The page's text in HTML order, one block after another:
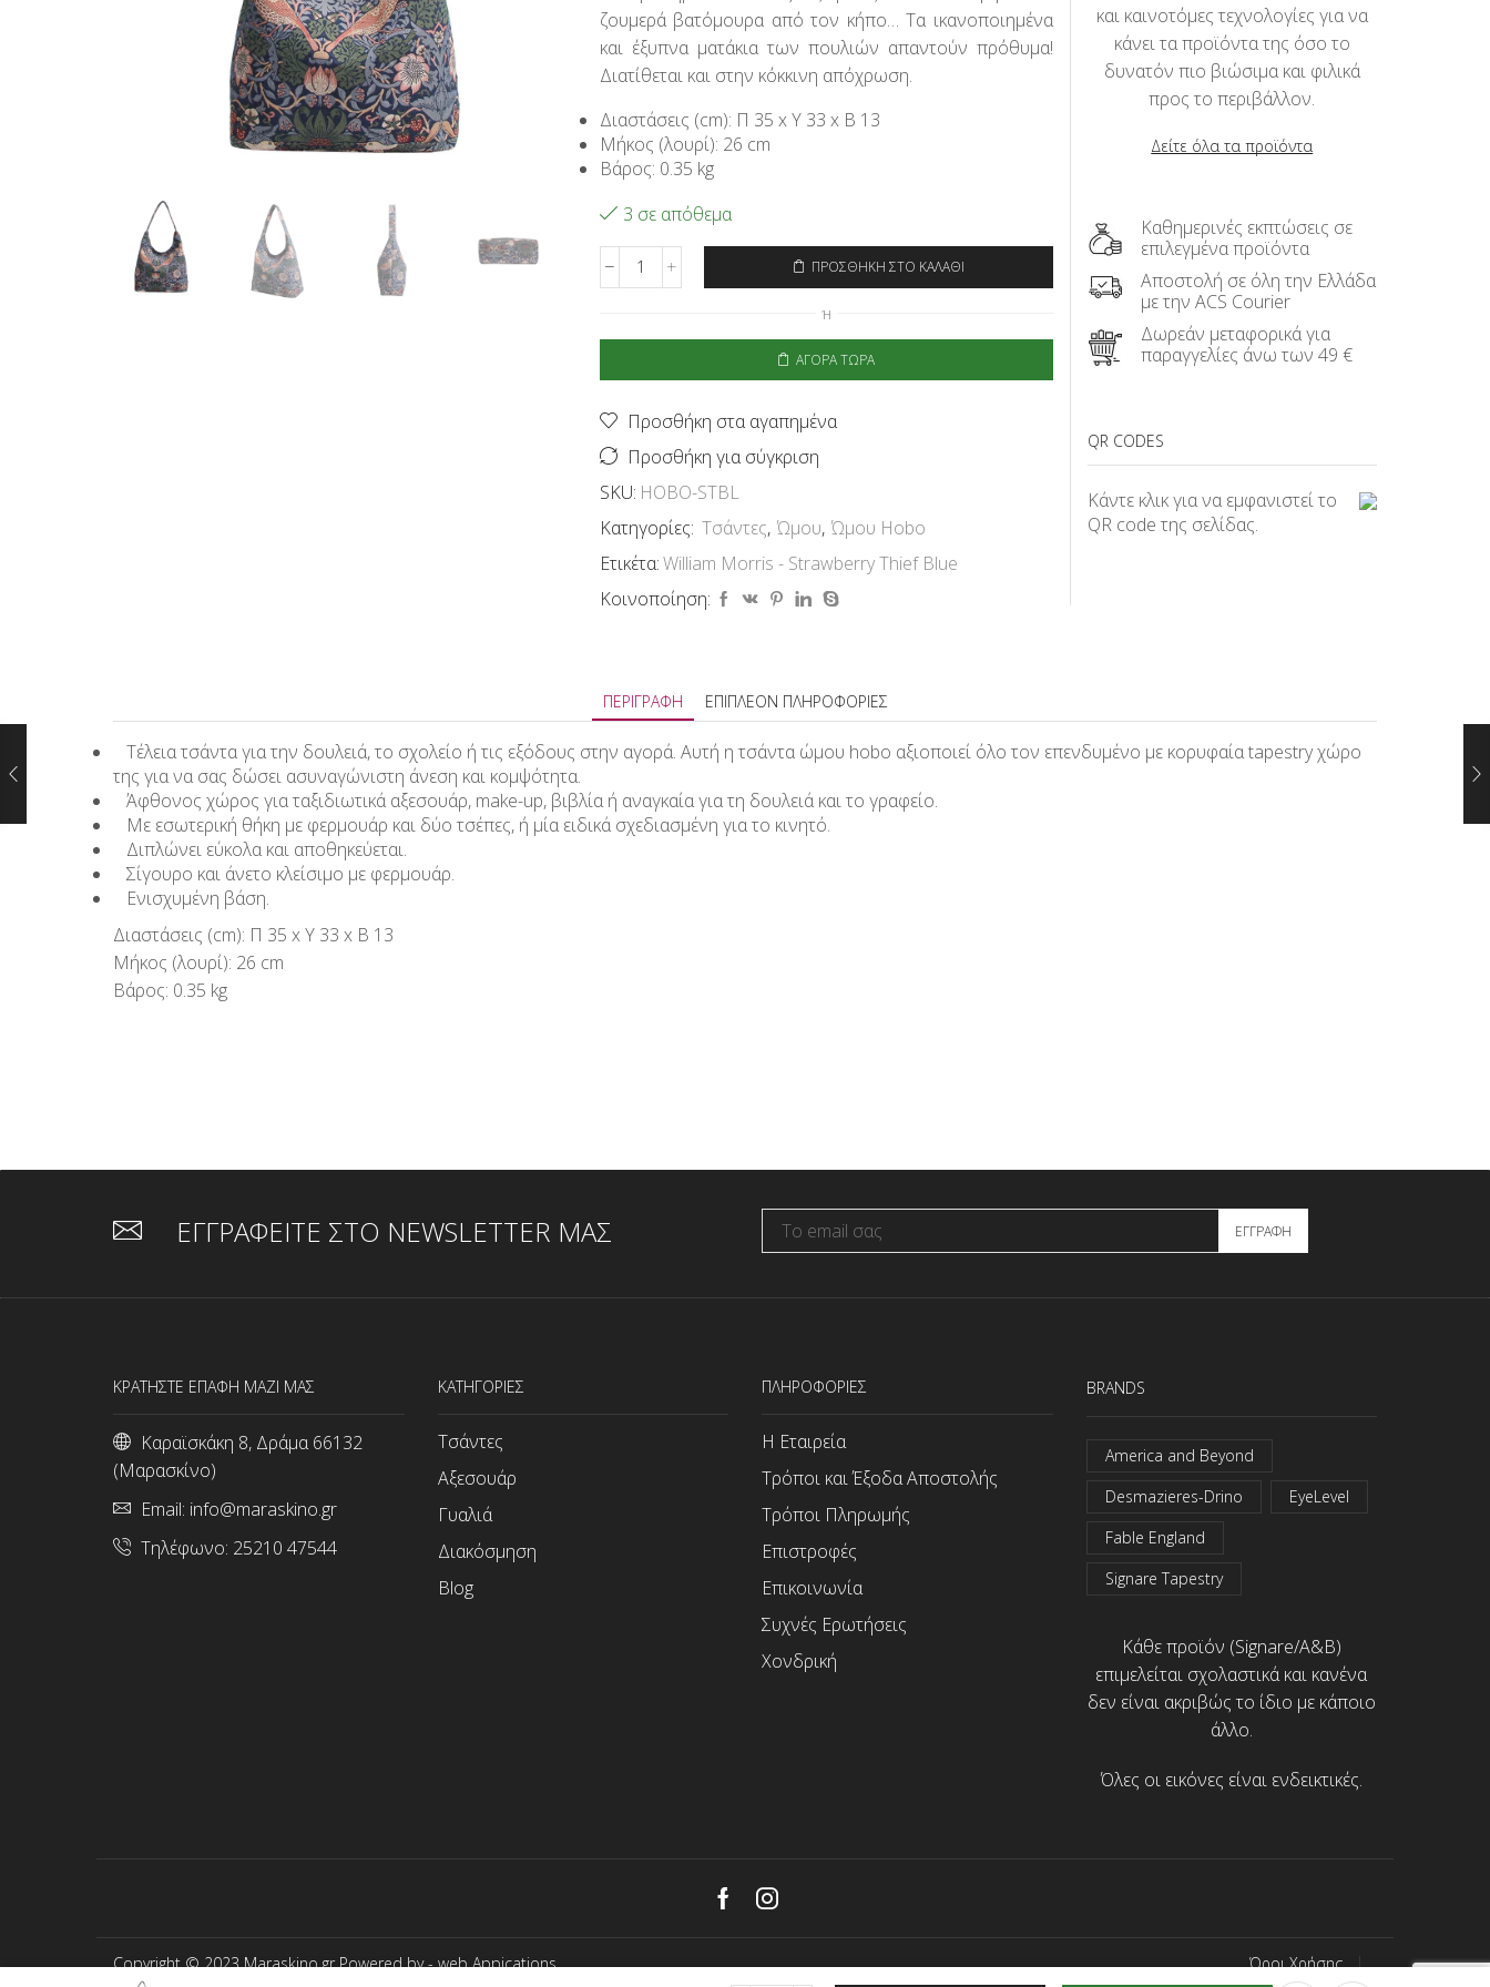
ζουμερά βατόμουρα από τον κήπο… Τα ικανοποιημένα
και έξυπνα ματάκια των πουλιών απαντούν πρόθυμα!
Διατίθεται και στην κόκκινη απόχρωση.
Διαστάσεις (cm): Π 35 x Υ 33 x Β 13
Μήκος (λουρί): 26 cm
Βάρος: 0.35 kg
3 σε απόθεμα
Signare
Hobo
Strawberry
Blue
ποσότητα
ΠΡΟΣΘΉΚΗ ΣΤΟ ΚΑΛΆΘΙ
Ή
ΑΓΟΡΆ ΤΏΡΑ
Προσθήκη στα αγαπημένα
Προσθήκη για σύγκριση
SKU: HOBO-STBL
Κατηγορίες: Τσάντες, Ώμου, Ώμου Hobo
Ετικέτα:William Morris - Strawberry Thief Blue
Κοινοποίηση:
και καινοτόμες τεχνολογίες για να
κάνει τα προϊόντα της όσο το
δυνατόν πιο βιώσιμα και φιλικά
προς το περιβάλλον.
Δείτε όλα τα προϊόντα
Καθημερινές εκπτώσεις σε
επιλεγμένα προϊόντα
Αποστολή σε όλη την Ελλάδα
με την ACS Courier
Δωρεάν μεταφορικά για
παραγγελίες άνω των 49 €
QR CODES
Κάντε κλικ για να εμφανιστεί το
QR code της σελίδας.
ΠΕΡΙΓΡΑΦΉ ΕΠΙΠΛΈΟΝ ΠΛΗΡΟΦΟΡΊΕΣ
Τέλεια τσάντα για την δουλειά, το σχολείο ή τις εξόδους στην αγορά. Αυτή η τσάντα ώμου hobo αξιοποιεί όλο τον επενδυμένο με κορυφαία tapestry χώρο
της για να σας δώσει ασυναγώνιστη άνεση και κομψότητα.
Άφθονος χώρος για ταξιδιωτικά αξεσουάρ, make-up, βιβλία ή αναγκαία για τη δουλειά και το γραφείο.
Με εσωτερική θήκη με φερμουάρ και δύο τσέπες, ή μία ειδικά σχεδιασμένη για το κινητό.
Διπλώνει εύκολα και αποθηκεύεται.
Σίγουρο και άνετο κλείσιμο με φερμουάρ.
Ενισχυμένη βάση.
Διαστάσεις (cm): Π 35 x Υ 33 x Β 13
Μήκος (λουρί): 26 cm
Βάρος: 0.35 kg
ΕΓΓΡΑΦΕΙΤΕ ΣΤΟ NEWSLETTER ΜΑΣ
ΚΡΑΤΗΣΤΕ ΕΠΑΦΗ ΜΑΖΙ ΜΑΣ
Καραϊσκάκη 8, Δράμα 66132
(Μαρασκίνο)
Email: info@maraskino.gr
Τηλέφωνο: 25210 47544
ΚΑΤΗΓΟΡΙΕΣ
Τσάντες
Αξεσουάρ
Γυαλιά
Διακόσμηση
Blog
ΠΛΗΡΟΦΟΡΙΕΣ
Η Εταιρεία
Τρόποι και Έξοδα Αποστολής
Τρόποι Πληρωμής
Επιστροφές
Επικοινωνία
Συχνές Ερωτήσεις
Χονδρική
BRANDS
America and Beyond
Desmazieres-Drino
EyeLevel
Fable England
Signare Tapestry
Κάθε προϊόν (Signare/A&B)
επιμελείται σχολαστικά και κανένα
δεν είναι ακριβώς το ίδιο με κάποιο
άλλο.
Όλες οι εικόνες είναι ενδεικτικές.
FacebookInstagram
Copyright © 2023 Maraskino.gr Powered by -web Appications
Όροι Χρήσης